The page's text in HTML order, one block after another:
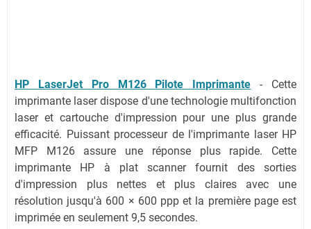
HP LaserJet Pro M126 Pilote Imprimante - Cette
imprimante laser dispose d'une technologie multifonction
laser et cartouche d'impression pour une plus grande
efficacité. Puissant processeur de l'imprimante laser HP
MFP M126 assure une réponse plus rapide. Cette
imprimante HP à plat scanner fournit des sorties
d'impression plus nettes et plus claires avec une
résolution jusqu'à 600 × 600 ppp et la première page est
imprimée en seulement 9,5 secondes.